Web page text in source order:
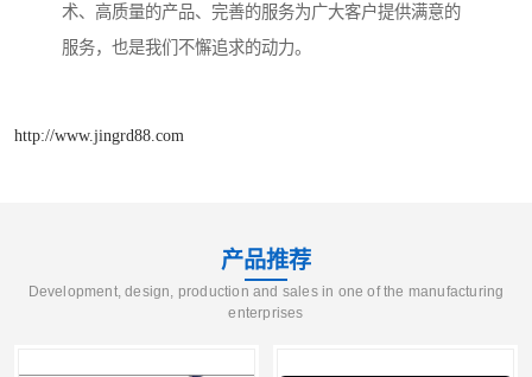
术、高质量的产品、完善的服务为广大客户提供满意的
服务，也是我们不懈追求的动力。
http://www.jingrd88.com
产品推荐
Development, design, production and sales in one of the manufacturing
enterprises